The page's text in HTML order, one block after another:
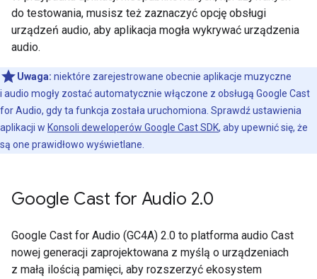
do testowania, musisz też zaznaczyć opcję obsługi
urządzeń audio, aby aplikacja mogła wykrywać urządzenia
audio.
Uwaga: niektóre zarejestrowane obecnie aplikacje muzyczne
i audio mogły zostać automatycznie włączone z obsługą Google Cast
for Audio, gdy ta funkcja została uruchomiona. Sprawdź ustawienia
aplikacji w Konsoli deweloperów Google Cast SDK, aby upewnić się, że
są one prawidłowo wyświetlane.
Google Cast for Audio 2.0
Google Cast for Audio (GC4A) 2.0 to platforma audio Cast
nowej generacji zaprojektowana z myślą o urządzeniach
z małą ilością pamięci, aby rozszerzyć ekosystem